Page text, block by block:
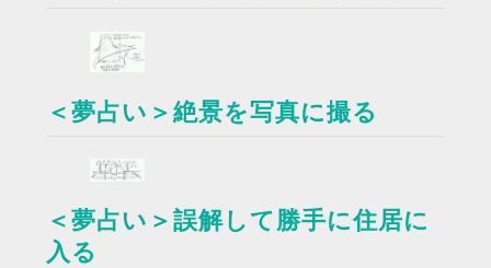
＜夢占い＞絶景を写真に撮る
＜夢占い＞誤解して勝手に住居に
入る